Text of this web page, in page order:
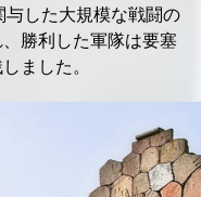
した大規模な戦闘の
勝利した軍隊は要塞
ました。